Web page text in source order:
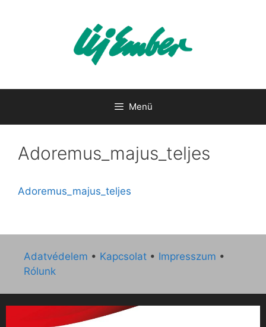
Menü
Adoremus_majus_teljes
Adoremus_majus_teljes
Adatvédelem • Kapcsolat • Impresszum •
Rólunk